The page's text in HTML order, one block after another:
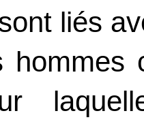
liés
hommes